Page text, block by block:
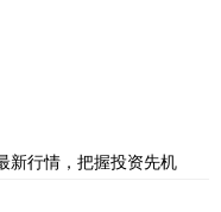
新行情，把握投资先机